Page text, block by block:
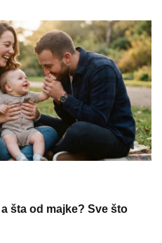
šta od majke? Sve što